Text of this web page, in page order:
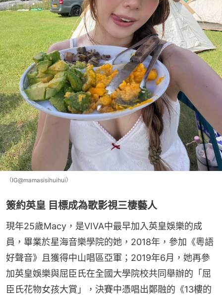
（IG@mamasisihuihui）
簽約英皇 目標成為歌影視三棲藝人
現年25歲Macy，是VIVA中最早加入英皇娛樂的成
員，畢業於星海音樂學院的她，2018年，參加《粵語
好聲音》且獲得中山唱區亞軍；2019年6月，她再參
加英皇娛樂與屈臣氏在全國大學院校共同舉辦的「屈
臣氏花物女孩大賞」，決賽中憑唱出鄭融的《13樓的